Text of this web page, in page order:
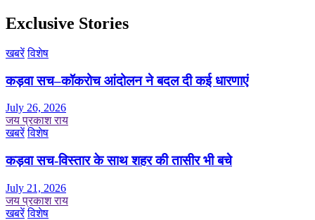
Exclusive Stories
खबरें विशेष
कड़वा सच–कॉकरोच आंदोलन ने बदल दी कई धारणाएं
July 26, 2026
जय प्रकाश राय
खबरें विशेष
कड़वा सच-विस्तार के साथ शहर की तासीर भी बचे
July 21, 2026
जय प्रकाश राय
खबरें विशेष